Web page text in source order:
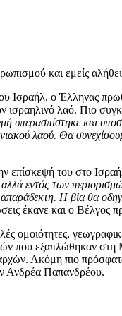
και εμείς
Ισραήλ, ο Έλληνας
ισραηλινό λαό. Πιο
υπερασπίστηκε και
λαού. Θα
του στο
εντός των
Η βία θα
έκανε και ο Βέλγος
ομοιότητες,
που εξαπλώθηκαν στη
Ακόμη πιο
Ανδρέα Παπανδρέου.